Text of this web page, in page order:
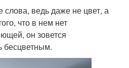
ведь даже не цвет, а
что в нем нет
он зовется
бесцветным.